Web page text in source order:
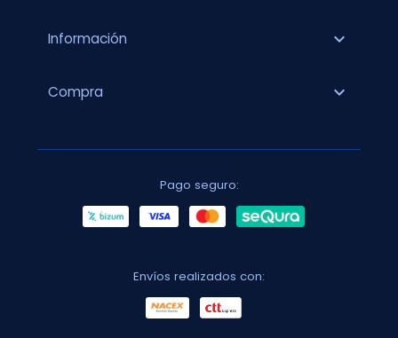
Información expand_more
Compra expand_more
Pago seguro:
Envíos realizados con: